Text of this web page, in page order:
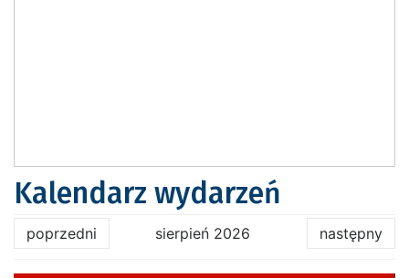
Kalendarz wydarzeń
poprzedni sierpień 2026 następny